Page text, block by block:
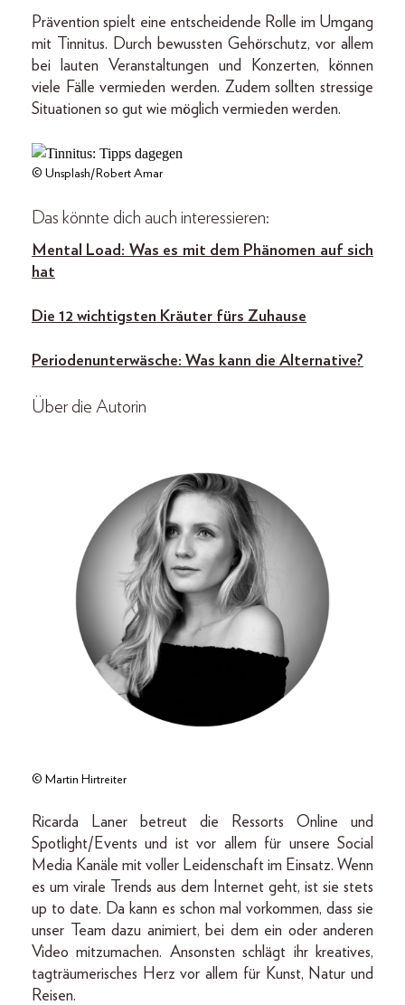
Prävention spielt eine entscheidende Rolle im Umgang
mit Tinnitus. Durch bewussten Gehörschutz, vor allem
bei lauten Veranstaltungen und Konzerten, können
viele Fälle vermieden werden. Zudem sollten stressige
Situationen so gut wie möglich vermieden werden.
© Unsplash/Robert Amar
Das könnte dich auch interessieren:
Mental Load: Was es mit dem Phänomen auf sich
hat
Die 12 wichtigsten Kräuter fürs Zuhause
Periodenunterwäsche: Was kann die Alternative?
Über die Autorin
© Martin Hirtreiter
Ricarda Laner betreut die Ressorts Online und
Spotlight/Events und ist vor allem für unsere Social
Media Kanäle mit voller Leidenschaft im Einsatz. Wenn
es um virale Trends aus dem Internet geht, ist sie stets
up to date. Da kann es schon mal vorkommen, dass sie
unser Team dazu animiert, bei dem ein oder anderen
Video mitzumachen. Ansonsten schlägt ihr kreatives,
tagträumerisches Herz vor allem für Kunst, Natur und
Reisen.